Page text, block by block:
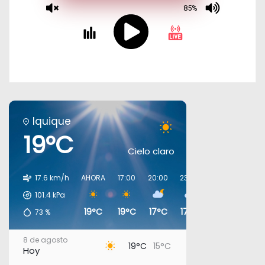
Iquique
19°C Cielo claro
17.6 km/h
101.4kPa
73 %
AHORA
19°C
17:00
19°C
20:00
17°C
23:00
17°C
8 de agosto
Hoy 19°C 15°C